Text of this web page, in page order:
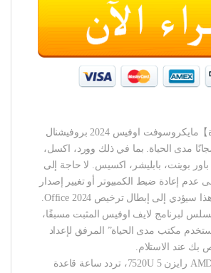
【مكتب مدى الحياة】مايكروسوفت اوفيس 2024 بروفيشنال
مدى الحياة. بما في ذلك وورد، اكسل،
بوينت، بابليشر، اكسيس. لا حاجة إلى
عدم إعادة ضبط الكمبيوتر أو تغيير إصدار
لبرنامج لايف اوفيس المثبت مسبقًا،
مكتب مدى الحياة” المرفق لإعداد
بك عند الاستلام.
【المعالج】 معالج AMD رايزن 5 7520U، تردد ساعة قاعدة